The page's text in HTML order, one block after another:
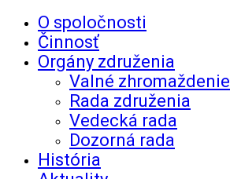
O spoločnosti
Činnosť
Orgány združenia
Valné zhromaždenie
Rada združenia
Vedecká rada
Dozorná rada
História